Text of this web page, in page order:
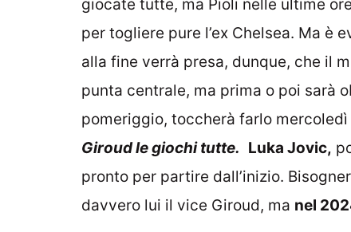
giocate tutte, ma Pioli nelle ultime
per togliere pure l’ex Chelsea. Ma è
alla fine verrà presa, dunque, che il
punta centrale, ma prima o poi sarà
pomeriggio, toccherà farlo
Giroud le giochi tutte. Luka Jovic,
pronto per partire dall’inizio.
davvero lui il vice Giroud, ma nel